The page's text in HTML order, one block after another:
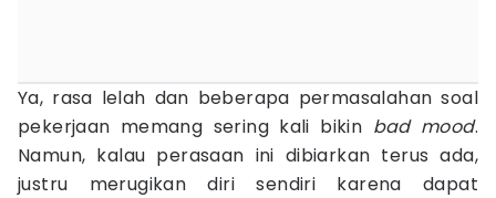
Ya, rasa lelah dan beberapa permasalahan soal
pekerjaan memang sering kali bikin bad mood.
Namun, kalau perasaan ini dibiarkan terus ada,
justru merugikan diri sendiri karena dapat